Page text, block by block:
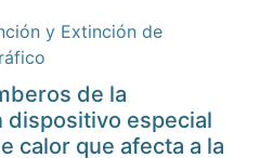
y Extinción de
de la
dispositivo especial
calor que afecta a la